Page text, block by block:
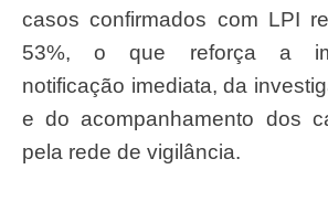
casos confirmados com LPI
53%, o que reforça a
notificação imediata, da
e do acompanhamento dos
pela rede de vigilância.